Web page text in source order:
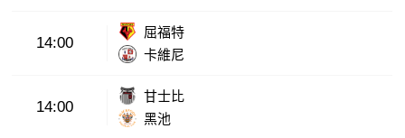
14:00
屈福特
卡維尼
14:00
甘士比
黑池